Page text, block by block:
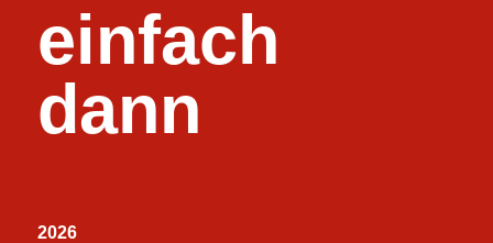
einfach
dann
2026